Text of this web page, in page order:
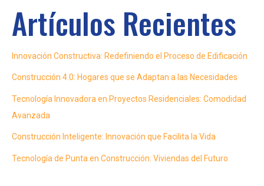
Artículos Recientes
Innovación Constructiva: Redefiniendo el Proceso de Edificación
Construcción 4.0: Hogares que se Adaptan a las Necesidades
Tecnología Innovadora en Proyectos Residenciales: Comodidad
Avanzada
Construcción Inteligente: Innovación que Facilita la Vida
Tecnología de Punta en Construcción: Viviendas del Futuro